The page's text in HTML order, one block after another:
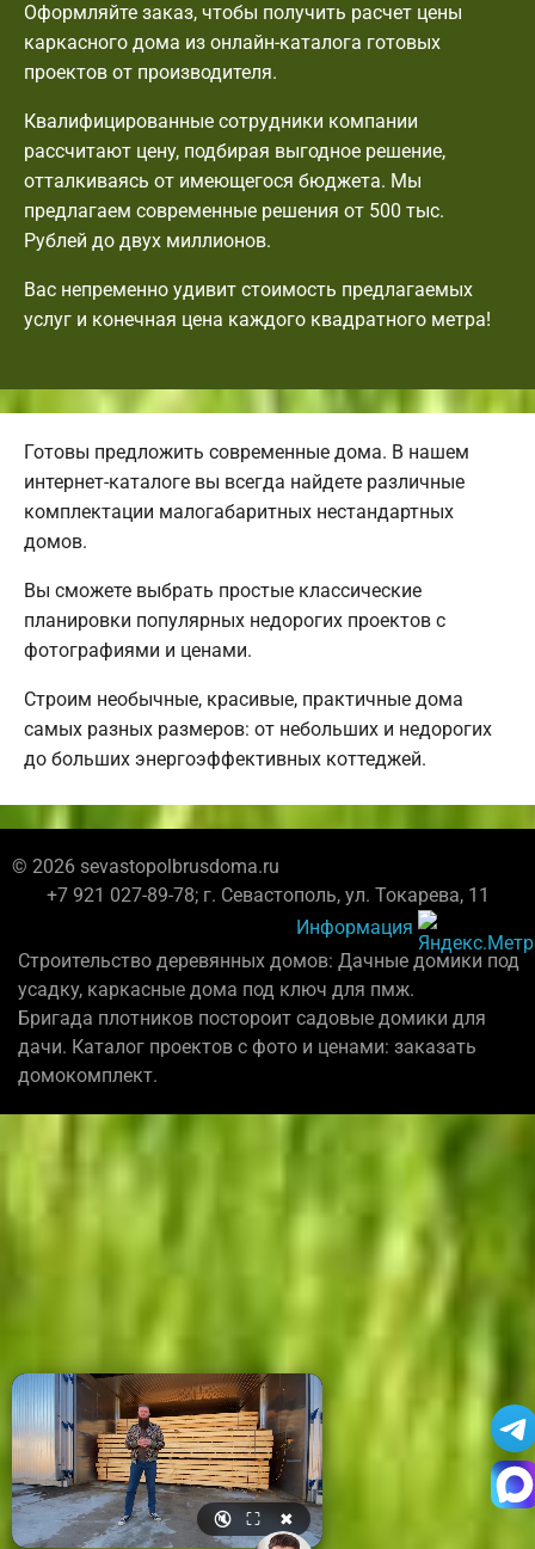
Оформляйте заказ, чтобы получить расчет цены
каркасного дома из онлайн-каталога готовых
проектов от производителя.
Квалифицированные сотрудники компании
рассчитают цену, подбирая выгодное решение,
отталкиваясь от имеющегося бюджета. Мы
предлагаем современные решения от 500 тыс.
Рублей до двух миллионов.
Вас непременно удивит стоимость предлагаемых
услуг и конечная цена каждого квадратного метра!
Готовы предложить современные дома. В нашем
интернет-каталоге вы всегда найдете различные
комплектации малогабаритных нестандартных
домов.
Вы сможете выбрать простые классические
планировки популярных недорогих проектов с
фотографиями и ценами.
Строим необычные, красивые, практичные дома
самых разных размеров: от небольших и недорогих
до больших энергоэффективных коттеджей.
© 2026 sevastopolbrusdoma.ru
+7 921 027-89-78; г. Севастополь, ул. Токарева, 11
Информация
Строительство деревянных домов: Дачные домики под
усадку, каркасные дома под ключ для пмж.
Бригада плотников постороит садовые домики для
дачи. Каталог проектов с фото и ценами: заказать
домокомплект.
🔇 ⛶ ✖